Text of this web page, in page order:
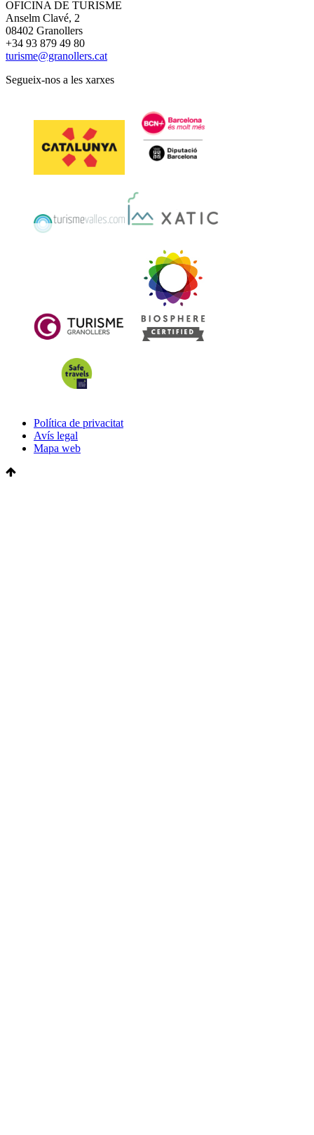
OFICINA DE TURISME
Anselm Clavé, 2
08402 Granollers
+34 93 879 49 80
turisme@granollers.cat
Segueix-nos a les xarxes
Política de privacitat
Avís legal
Mapa web